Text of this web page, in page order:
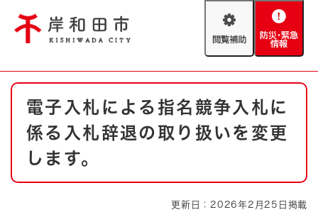
閲
助
防
緊
情
報
やさしい日本語
文字サイズ 標準
防災・緊急情報 救急・消防
ハザードマップ AED設置箇所
本
電子入札による指名競争入札に
係る入札辞退の取り扱いを変更
します。
更新日：2026年2月25日掲載